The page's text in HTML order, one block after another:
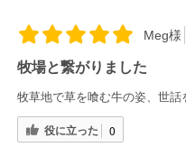
Meg様
牧場と繋がりました
牧草地で草を喰む牛の姿、世話
役に立った 0